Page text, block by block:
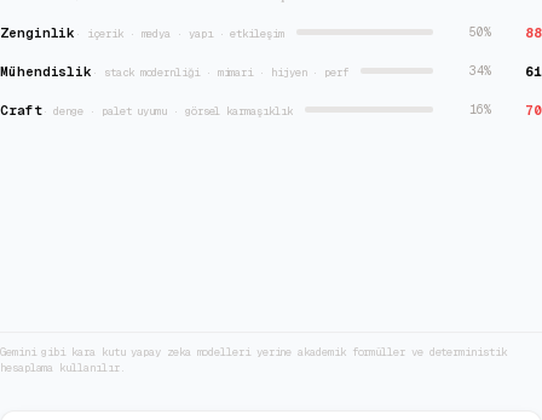
Zenginlik · içerik · medya · yapı · etkileşim 50% 88
Mühendislik · stack modernliği · mimari · hijyen · perf 34% 61
Craft·denge · palet uyumu · görsel karmaşıklık 16% 70
Gemini gibi kara kutu yapay zeka modelleri yerine akademik formüller ve deterministik
hesaplama kullanılır.